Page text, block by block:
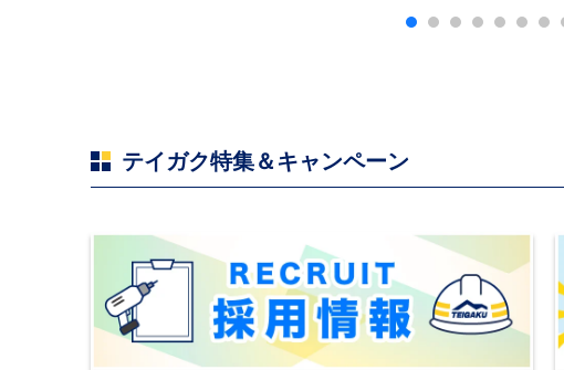
テイガク特集＆キャンペーン